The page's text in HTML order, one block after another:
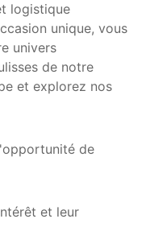
logistique
unique, vous
univers
de notre
et explorez nos
de
et leur